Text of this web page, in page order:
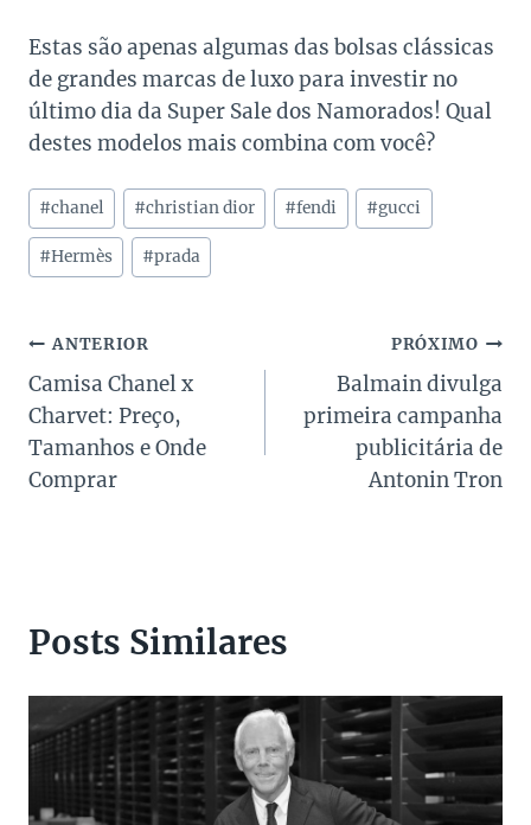
Estas são apenas algumas das bolsas clássicas
de grandes marcas de luxo para investir no
último dia da Super Sale dos Namorados! Qual
destes modelos mais combina com você?
Tags
do
Post:
#chanel #christian dior #fendi #gucci
#Hermès #prada
Navegação
de
Post
ANTERIOR
Camisa Chanel x
Charvet: Preço,
Tamanhos e Onde
Comprar
PRÓXIMO
Balmain divulga
primeira campanha
publicitária de
Antonin Tron
Posts Similares